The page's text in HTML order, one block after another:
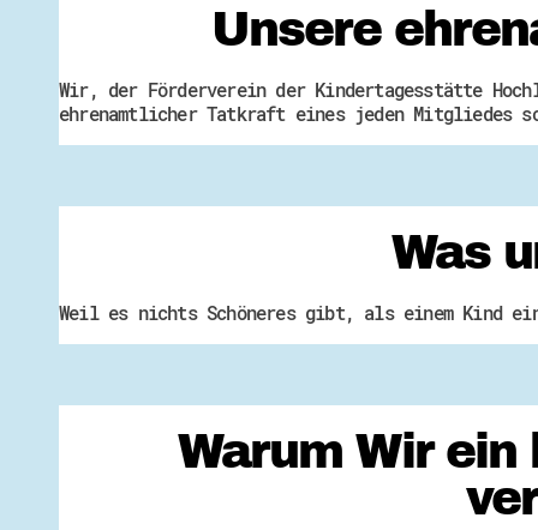
Unsere
Wir, der Förderverein der Kindertagesstätte
ehrenamtlicher Tatkraft eines jeden Mitgliedes
Was
Weil es nichts Schöneres gibt, als einem Kind
Warum Wir